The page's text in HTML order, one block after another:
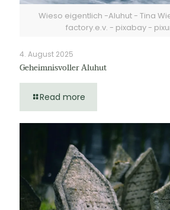
Wieso eigentlich -Aluhut - Tina
factory.e.v. - pixabay -
4. August 2025
Geheimnisvoller Aluhut
Read more